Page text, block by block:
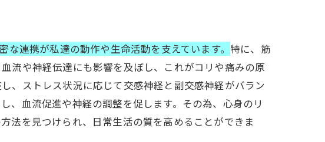
終ガイド
な連携が私達の動作や生命活動を支えています。特に、筋
流や神経伝達にも影響を及ぼし、これがコリや痛みの原
、ストレス状況に応じて交感神経と副交感神経がバラン
、血流促進や神経の調整を促します。その為、心身のリ
法を見つけられ、日常生活の質を高めることができま